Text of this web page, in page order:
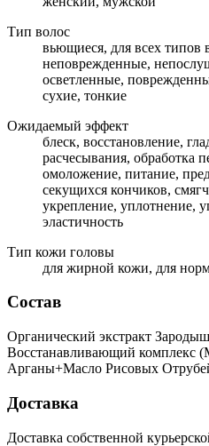
Тип волос
вьющиеся, для всех типов
неповрежденные,
осветленные,
сухие, тонкие
Ожидаемый эффект
блеск, восстановление,
расчесывания, обработка
омоложение, питание,
секущихся кончиков,
укрепление, уплотнение,
эластичность
Тип кожи головы
для жирной кожи, для
Состав
Органический экстракт
Восстанавливающий комплекс
Арганы+Масло Рисовых
Доставка
Доставка собственной